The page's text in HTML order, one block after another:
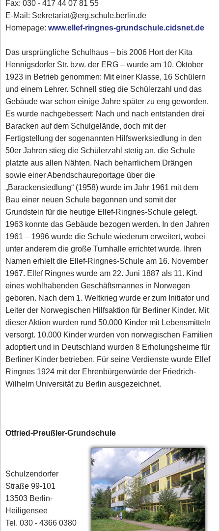
Fax: 030 - 417 44 07 81 55
E-Mail: Sekretariat@erg.schule.berlin.de
Homepage:www.ellef-ringnes-grundschule.cidsnet.de
Das ursprüngliche Schulhaus – bis 2006 Hort der Kita
Hennigsdorfer Str. bzw. der ERG – wurde am 10. Oktober
1923 in Betrieb genommen: Mit einer Klasse, 16 Schülern
und einem Lehrer. Schnell stieg die Schülerzahl und das
Gebäude war schon einige Jahre später zu eng geworden.
Es wurde nachgebessert: Nach und nach entstanden drei
Baracken auf dem Schulgelände, doch mit der
Fertigstellung der sogenannten Hilfswerksiedlung in den
50er Jahren stieg die Schülerzahl stetig an, die Schule
platzte aus allen Nähten. Nach beharrlichem Drängen
sowie einer Abendschaureportage über die
„Barackensiedlung“ (1958) wurde im Jahr 1961 mit dem
Bau einer neuen Schule begonnen und somit der
Grundstein für die heutige Ellef-Ringnes-Schule gelegt.
1963 konnte das Gebäude bezogen werden. In den Jahren
1961 – 1996 wurde die Schule wiederum erweitert, wobei
unter anderem die große Turnhalle errichtet wurde. Ihren
Namen erhielt die Ellef-Ringnes-Schule am 16. November
1967. Ellef Ringnes wurde am 22. Juni 1887 als 11. Kind
eines wohlhabenden Geschäftsmannes in Norwegen
geboren. Nach dem 1. Weltkrieg wurde er zum Initiator und
Leiter der Norwegischen Hilfsaktion für Berliner Kinder. Mit
dieser Aktion wurden rund 50.000 Kinder mit Lebensmitteln
versorgt. 10.000 Kinder wurden von norwegischen Familien
adoptiert und in Deutschland wurden 8 Erholungsheime für
Berliner Kinder betrieben. Für seine Verdienste wurde Ellef
Ringnes 1924 mit der Ehrenbürgerwürde der Friedrich-
Wilhelm Universität zu Berlin ausgezeichnet.
Otfried-Preußler-Grundschule
Schulzendorfer
Straße 99-101
13503 Berlin-
Heiligensee
Tel. 030 - 4366 0380